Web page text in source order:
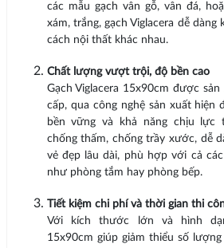
các mẫu gạch vân gỗ, vân đá,
xám, trắng, gạch Viglacera dễ
cách nội thất khác nhau.
Chất lượng vượt trội, độ bền cao
Gạch Viglacera 15x90cm được
cấp, qua công nghệ sản xuất hiện
bền vững và khả năng chịu lực
chống thấm, chống trầy xước, dễ
vẻ đẹp lâu dài, phù hợp với cả
như phòng tắm hay phòng bếp.
Tiết kiệm chi phí và thời gian thi
Với kích thước lớn và hình
15x90cm giúp giảm thiểu số